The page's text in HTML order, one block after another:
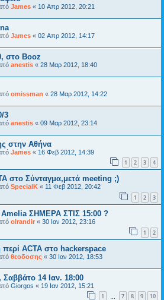
James « 10 Απρ 2012, 20:21
James « 02 Απρ 2012, 14:17
στο Booz
anestis « 28 Μαρ 2012, 18:40
omissman « 28 Μαρ 2012, 14:22
3
anestis « 09 Μαρ 2012, 23:14
στην Αθήνα
James « 16 Φεβ 2012, 14:39
1 2 3 4
στο Σύνταγμα,μετά meeting ;)
SpecialK « 11 Φεβ 2012, 20:42
1 2 3
Amelia ΣΗΜΕΡΑ ΣΤΙΣ 15:00 ?
olrandir « 30 Ιαν 2012, 23:16
1 2
ACTA στο hackerspace
θεοδοσης « 30 Ιαν 2012, 18:53
14 Ιαν. 18:00
Giorgos « 19 Ιαν 2012, 15:21
1 7 8 9 10